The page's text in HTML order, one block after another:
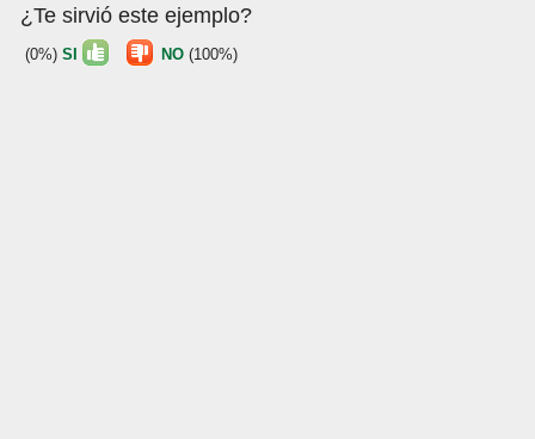
¿Te sirvió este ejemplo?
(0%) SI NO (100%)